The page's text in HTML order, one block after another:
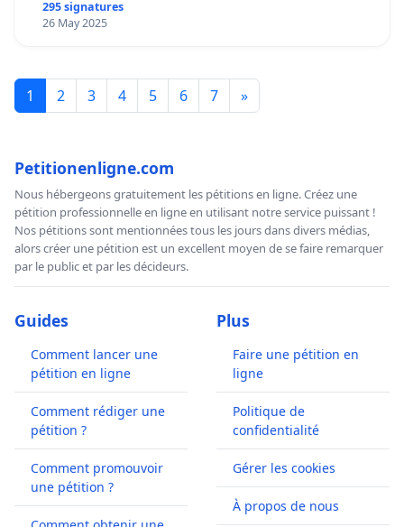
295 signatures
26 May 2025
1 2 3 4 5 6 7 »
Petitionenligne.com
Nous hébergeons gratuitement les pétitions en ligne. Créez une
pétition professionnelle en ligne en utilisant notre service puissant !
Nos pétitions sont mentionnées tous les jours dans divers médias,
alors créer une pétition est un excellent moyen de se faire remarquer
par le public et par les décideurs.
Guides
Comment lancer une
pétition en ligne
Comment rédiger une
pétition ?
Comment promouvoir
une pétition ?
Plus
Faire une pétition en
ligne
Politique de
confidentialité
Gérer les cookies
À propos de nous